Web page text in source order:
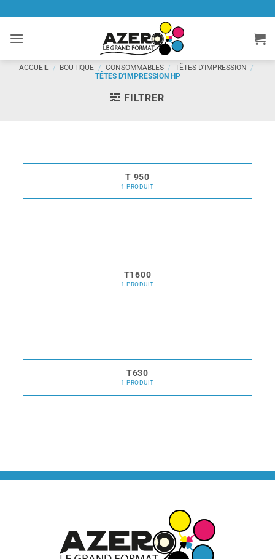
contenu
ACCUEIL / BOUTIQUE / CONSOMMABLES / TÊTES D'IMPRESSION /
TÊTES D'IMPRESSION HP
FILTRER
T 950
1 PRODUIT
T1600
1 PRODUIT
T630
1 PRODUIT